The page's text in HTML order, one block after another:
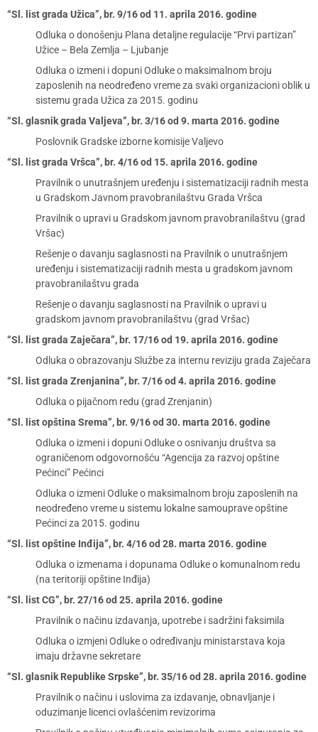
“Sl. list grada Užica”, br. 9/16 od 11. aprila 2016. godine
Odluka o donošenju Plana detaljne regulacije “Prvi partizan”
Užice – Bela Zemlja – Ljubanje
Odluka o izmeni i dopuni Odluke o maksimalnom broju
zaposlenih na neodređeno vreme za svaki organizacioni oblik u
sistemu grada Užica za 2015. godinu
“Sl. glasnik grada Valjeva”, br. 3/16 od 9. marta 2016. godine
Poslovnik Gradske izborne komisije Valjevo
“Sl. list grada Vršca”, br. 4/16 od 15. aprila 2016. godine
Pravilnik o unutrašnjem uređenju i sistematizaciji radnih mesta
u Gradskom Javnom pravobranilaštvu Grada Vršca
Pravilnik o upravi u Gradskom javnom pravobranilaštvu (grad
Vršac)
Rešenje o davanju saglasnosti na Pravilnik o unutrašnjem
uređenju i sistematizaciji radnih mesta u gradskom javnom
pravobranilaštvu grada
Rešenje o davanju saglasnosti na Pravilnik o upravi u
gradskom javnom pravobranilaštvu (grad Vršac)
“Sl. list grada Zaječara”, br. 17/16 od 19. aprila 2016. godine
Odluka o obrazovanju Službe za internu reviziju grada Zaječara
“Sl. list grada Zrenjanina”, br. 7/16 od 4. aprila 2016. godine
Odluka o pijačnom redu (grad Zrenjanin)
“Sl. list opština Srema”, br. 9/16 od 30. marta 2016. godine
Odluka o izmeni i dopuni Odluke o osnivanju društva sa
ograničenom odgovornošću “Agencija za razvoj opštine
Pećinci” Pećinci
Odluka o izmeni Odluke o maksimalnom broju zaposlenih na
neodređeno vreme u sistemu lokalne samouprave opštine
Pećinci za 2015. godinu
“Sl. list opštine Inđija”, br. 4/16 od 28. marta 2016. godine
Odluka o izmenama i dopunama Odluke o komunalnom redu
(na teritoriji opštine Inđija)
“Sl. list CG”, br. 27/16 od 25. aprila 2016. godine
Pravilnik o načinu izdavanja, upotrebe i sadržini faksimila
Odluka o izmjeni Odluke o određivanju ministarstava koja
imaju državne sekretare
“Sl. glasnik Republike Srpske”, br. 35/16 od 28. aprila 2016. godine
Pravilnik o načinu i uslovima za izdavanje, obnavljanje i
oduzimanje licenci ovlašćenim revizorima